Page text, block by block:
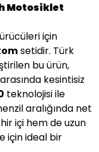
Motosiklet
için
setidir. Türk
bu ürün,
kesintisiz
teknolojisi ile
aralığında net
içi hem de uzun
için ideal bir